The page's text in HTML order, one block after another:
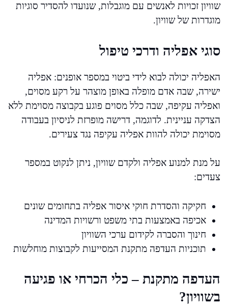
שוויון זכויות לאנשים עם מוגבלות, שנועדו להסדיר סוגיות
מוגדרות של שוויון.
סוגי אפליה ודרכי טיפול
האפליה יכולה לבוא לידי ביטוי במספר אופנים: אפליה
ישירה, שבה אדם מופלה באופן מוצהר על רקע מסוים,
ואפליה עקיפה, שבה כלל מסוים פוגע בקבוצה מסוימת ללא
הצדקה עניינית. לדוגמה, דרישה מופרזת לניסיון בעבודה
מסוימת יכולה להוות אפליה עקיפה נגד צעירים.
על מנת למנוע אפליה ולקדם שוויון, ניתן לנקוט במספר
צעדים:
חקיקה והסדרת חוקי איסור אפליה בתחומים שונים
אכיפה באמצעות בתי משפט ורשויות המדינה
חינוך והסברה לקידום ערכי השוויון
תוכניות העדפה מתקנת המסייעות לקבוצות מוחלשות
העדפה מתקנת – כלי הכרחי או פגיעה
בשוויון?